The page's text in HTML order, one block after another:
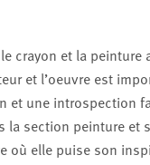
crayon et la peinture
et l’oeuvre est
et une introspection
section peinture et
où elle puise son